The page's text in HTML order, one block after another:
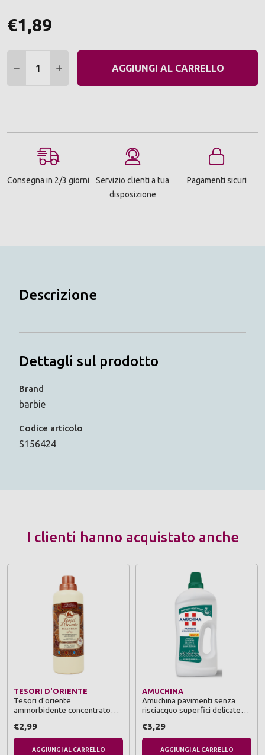
€1,89
DIMINUIRE QUANTITÀ:
AUMENTARE QUANTITÀ:
AGGIUNGI AL CARRELLO
Consegna in 2/3 giorni
Servizio clienti a tua
disposizione
Pagamenti sicuri
Descrizione
Dettagli sul prodotto
Brand
barbie
Codice articolo
S156424
I clienti hanno acquistato anche
TESORI D'ORIENTE
Tesori d'oriente
ammorbidente concentrato
€2,99
AGGIUNGI AL CARRELLO
AMUCHINA
Amuchina pavimenti senza
risciacquo superfici delicate
ml
€3,29
AGGIUNGI AL CARRELLO